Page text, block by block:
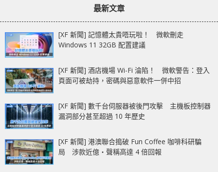
最新文章
[XF 新聞] 記憶體太貴唔玩啦！ 微軟刪走
Windows 11 32GB 配置建議
[XF 新聞] 酒店機場 Wi-Fi 淪陷！ 微軟警告：登入
頁面可被劫持，密碼與惡意軟件一併中招
[XF 新聞] 數千台伺服器被後門攻擊 主機板控制器
漏洞部分甚至超過 10 年歷史
[XF 新聞] 港澳聯合搗破 Fun Coffee 咖啡科研騙
局 涉款近億‧聲稱高達 4 倍回報